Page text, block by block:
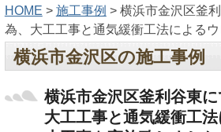
HOME > 施工事例 > 横浜市金沢区釜
為、大工工事と通気緩衝工法による
横浜市金沢区の施工事例
横浜市金沢区釜利谷東に
大工工事と通気緩衝工